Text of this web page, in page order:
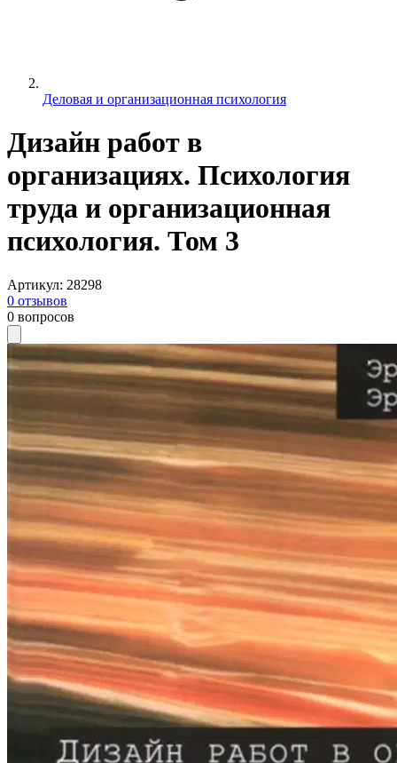
Деловая и организационная психология
Дизайн работ в
организациях. Психология
труда и организационная
психология. Том 3
Артикул: 28298
0 отзывов
0 вопросов